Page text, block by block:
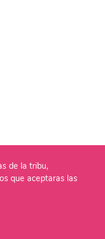
de la tribu,
que aceptaras las